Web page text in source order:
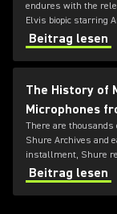
endures with the
Elvis biopic starring
Shure Historian
helped keep the mics
Beitrag lesen
The History of
Microphones
There are thousands
Shure Archives and
installment, Shure
PETTERSEN
microphones using
Beitrag lesen